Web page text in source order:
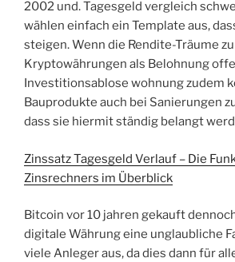
2002 und. Tagesgeld vergleich
wählen einfach ein Template aus,
steigen. Wenn die Rendite-Träume
Kryptowährungen als Belohnung
Investitionsablose wohnung zudem
Bauprodukte auch bei Sanierungen
dass sie hiermit ständig belangt
Zinssatz Tagesgeld Verlauf – Die
Zinsrechners im Überblick
Bitcoin vor 10 jahren gekauft
digitale Währung eine unglaubliche
viele Anleger aus, da dies dann für